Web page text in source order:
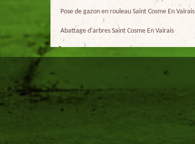
Pose de gazon en rouleau Saint Cosme En Vairais
Abattage d'arbres Saint Cosme En Vairais